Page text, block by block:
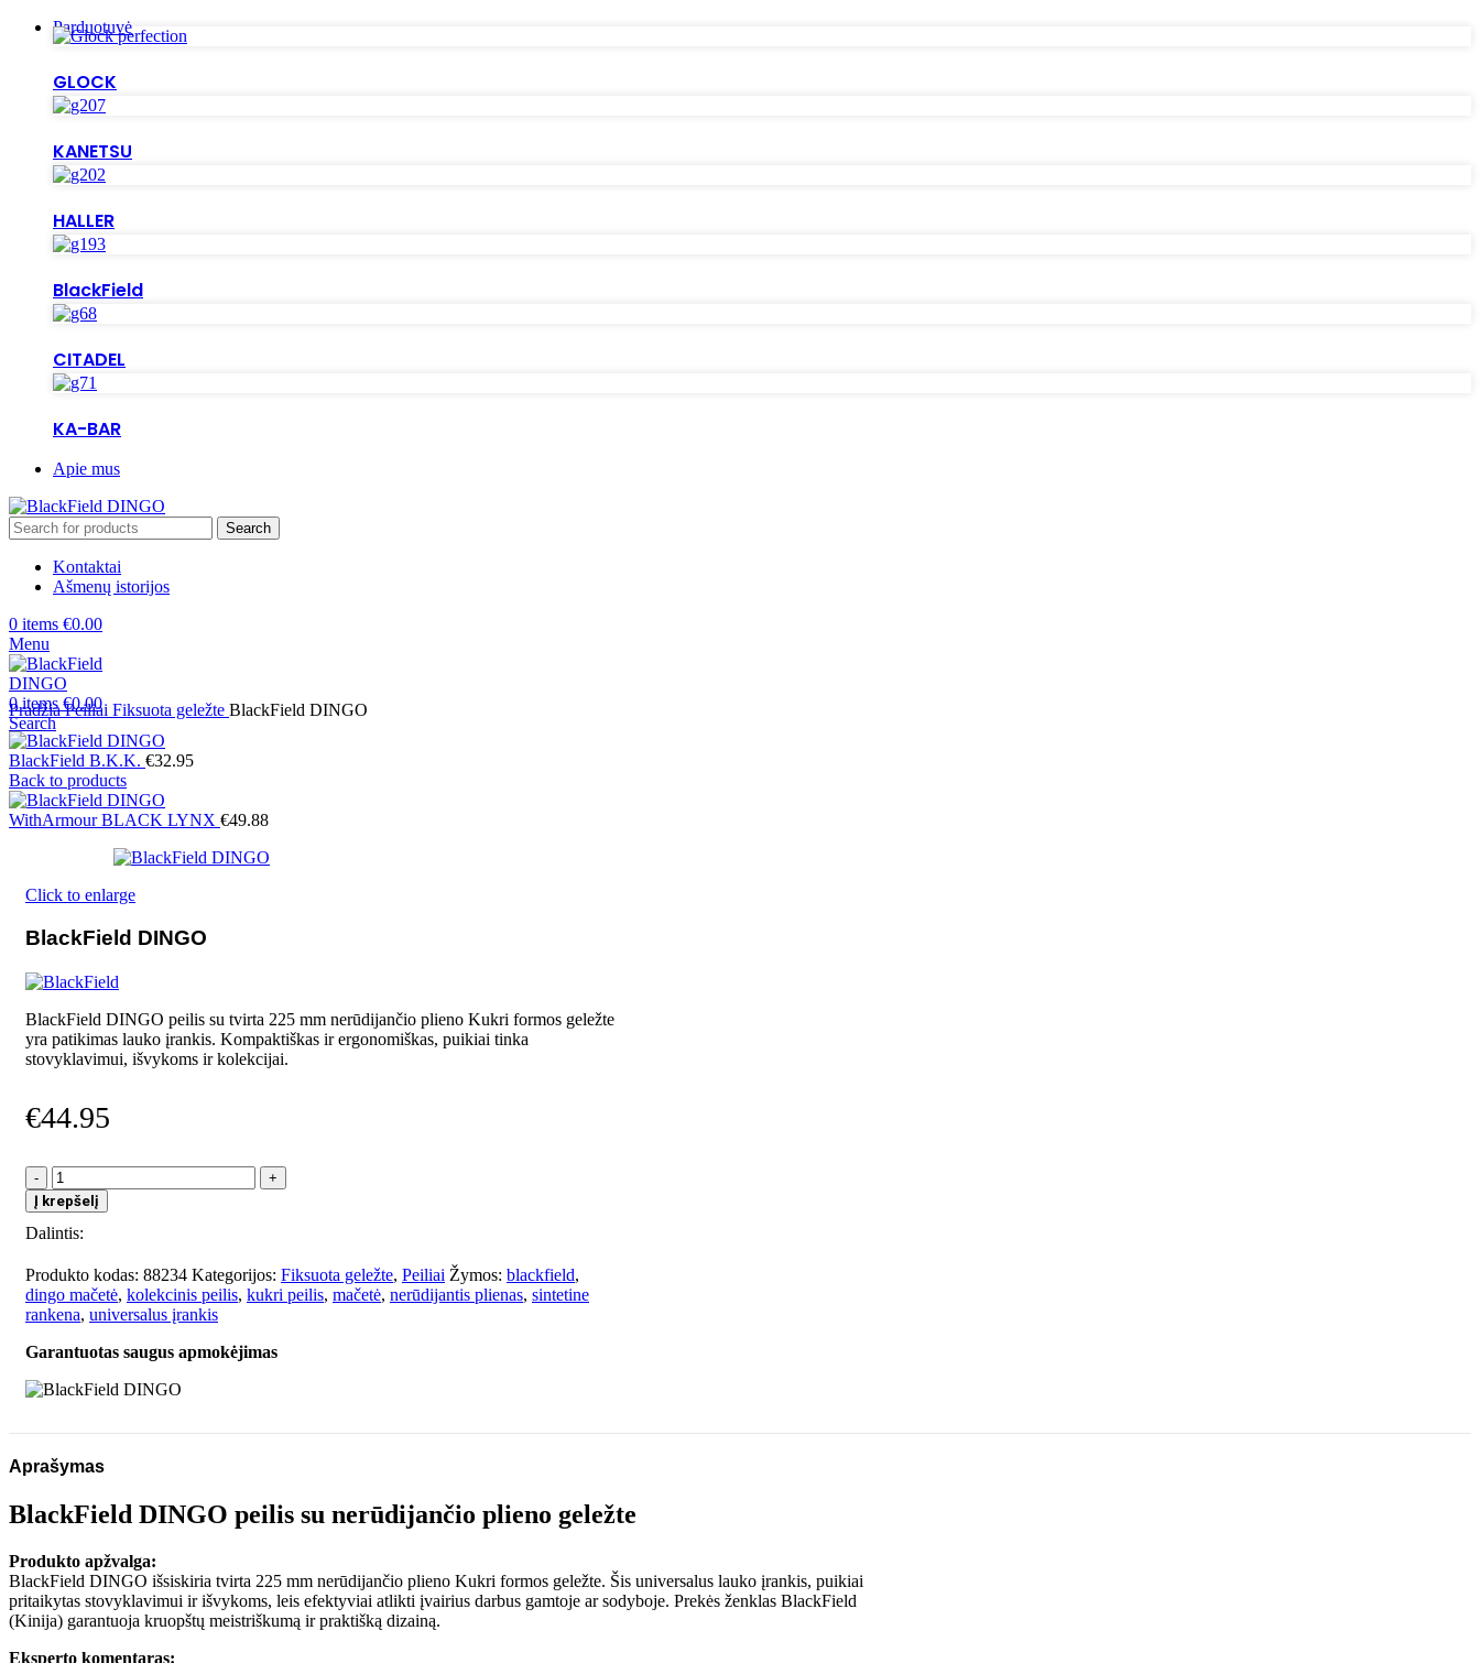
Parduotuvė
GLOCK
KANETSU
HALLER
BlackField
CITADEL
KA-BAR
Apie mus
Search
Kontaktai
Ašmenų istorijos
0 items €0.00
Menu
0items €0.00
Search
PradžiaPeiliai Fiksuota geležte BlackField DINGO
BlackField B.K.K. €32.95
Back to products
WithArmour BLACK LYNX €49.88
Click to enlarge
BlackField DINGO
BlackField DINGO peilis su tvirta 225 mm nerūdijančio plieno Kukri formos geležte
yra patikimas lauko įrankis. Kompaktiškas ir ergonomiškas, puikiai tinka
stovyklavimui, išvykoms ir kolekcijai.
€44.95
produkto
kiekis:
BlackField
DINGO
Į krepšelį
Dalintis:
Produkto kodas: 88234 Kategorijos: Fiksuota geležte, Peiliai Žymos: blackfield,
dingo mačetė, kolekcinis peilis, kukri peilis, mačetė, nerūdijantis plienas, sintetine
rankena, universalus įrankis
Garantuotas saugus apmokėjimas
Aprašymas
BlackField DINGO peilis su nerūdijančio plieno geležte
Produkto apžvalga:
BlackField DINGO išsiskiria tvirta 225 mm nerūdijančio plieno Kukri formos geležte. Šis universalus lauko įrankis, puikiai
pritaikytas stovyklavimui ir išvykoms, leis efektyviai atlikti įvairius darbus gamtoje ar sodyboje. Prekės ženklas BlackField
(Kinija) garantuoja kruopštų meistriškumą ir praktišką dizainą.
Eksperto komentaras: